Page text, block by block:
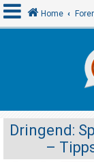
e
l
Home
Dringend:
–